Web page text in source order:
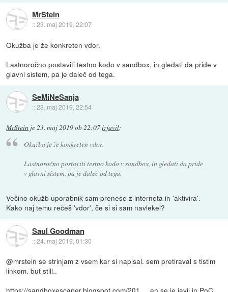
MrStein
::23. maj 2019, 22:07
Okužba je že konkreten vdor.
Lastnoročno postaviti testno kodo v sandbox, in gledati da pride v
glavni sistem, pa je daleč od tega.
SeMiNeSanja
::23. maj 2019, 22:54
MrStein je23. maj 2019 ob 22:07izjavil:
Okužba je že konkreten vdor.
Lastnoročno postaviti testno kodo v sandbox, in gledati da pride
v glavni sistem, pa je daleč od tega.
Večino okužb uporabnik sam prenese z interneta in 'aktivira'.
Kako naj temu rečeš 'vdor', če si si sam navlekel?
Saul Goodman
::24. maj 2019, 01:30
@mrstein se strinjam z vsem kar si napisal. sem pretiraval s tistim
linkom. but still..